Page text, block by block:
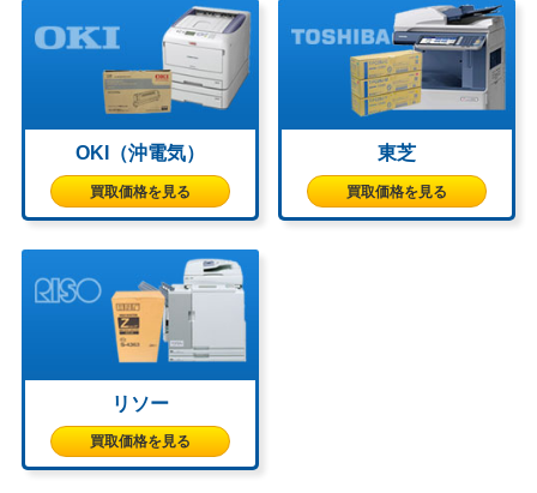
OKI（沖電気）
買取価格を見る
東芝
買取価格を見る
リソー
買取価格を見る